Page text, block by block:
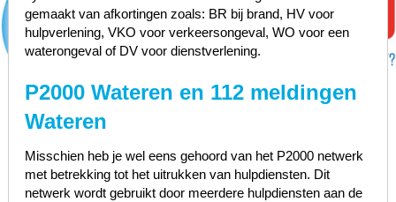
gemaakt van afkortingen zoals: BR bij brand, HV voor
hulpverlening, VKO voor verkeersongeval, WO voor een
waterongeval of DV voor dienstverlening.
P2000 Wateren en 112 meldingen
Wateren
Misschien heb je wel eens gehoord van het P2000 netwerk
met betrekking tot het uitrukken van hulpdiensten. Dit
netwerk wordt gebruikt door meerdere hulpdiensten aan de